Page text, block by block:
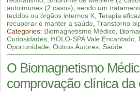
autoimunes (2 casos) sendo um
tecidos ou órgãos internos X, Terapia
recuperar e manter a saúde Transtorno
Categories: Biomagnetismo Médico,
Curiosidades, HOLO-SPA Vale Encantado,
Oportunidade Outros Autores, Saúde
O Biomagnetismo
comprovação clínica da